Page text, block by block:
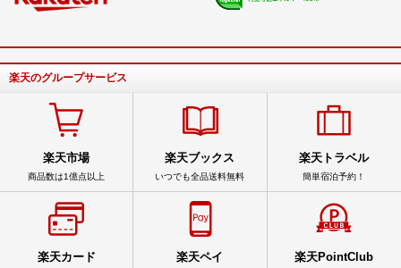
楽天のグループサービス
楽天市場
商品数は1億点以上
楽天ブックス
いつでも全品送料無料
楽天トラベル
簡単宿泊予約！
楽天カード 楽天ペイ 楽天PointClub